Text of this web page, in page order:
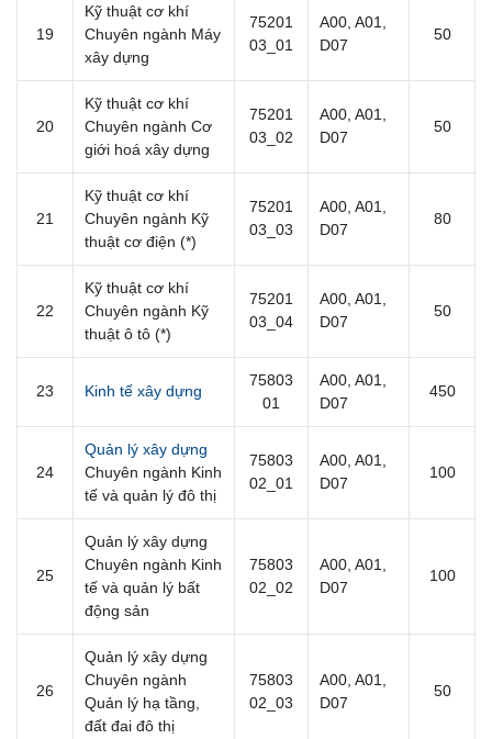
19
Kỹ thuật cơ khí
Chuyên ngành Máy
xây dựng
75201
03_01
A00, A01,
D07
50
20
Kỹ thuật cơ khí
Chuyên ngành Cơ
giới hoá xây dựng
75201
03_02
A00, A01,
D07
50
21
Kỹ thuật cơ khí
Chuyên ngành Kỹ
thuật cơ điện (*)
75201
03_03
A00, A01,
D07
80
22
Kỹ thuật cơ khí
Chuyên ngành Kỹ
thuật ô tô (*)
75201
03_04
A00, A01,
D07
50
23 Kinh tế xây dựng
75803
01
A00, A01,
D07
450
24
Quản lý xây dựng
Chuyên ngành Kinh
tế và quản lý đô thị
75803
02_01
A00, A01,
D07
100
25
Quản lý xây dựng
Chuyên ngành Kinh
tế và quản lý bất
động sản
75803
02_02
A00, A01,
D07
100
26
Quản lý xây dựng
Chuyên ngành
Quản lý hạ tầng,
đất đai đô thị
75803
02_03
A00, A01,
D07
50